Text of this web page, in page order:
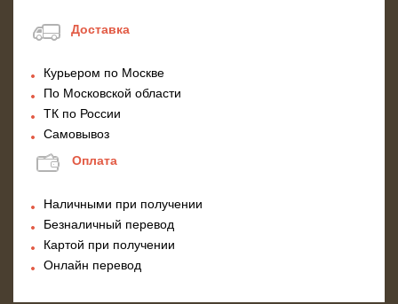
Доставка
Курьером по Москве
По Московской области
ТК по России
Самовывоз
Оплата
Наличными при получении
Безналичный перевод
Картой при получении
Онлайн перевод